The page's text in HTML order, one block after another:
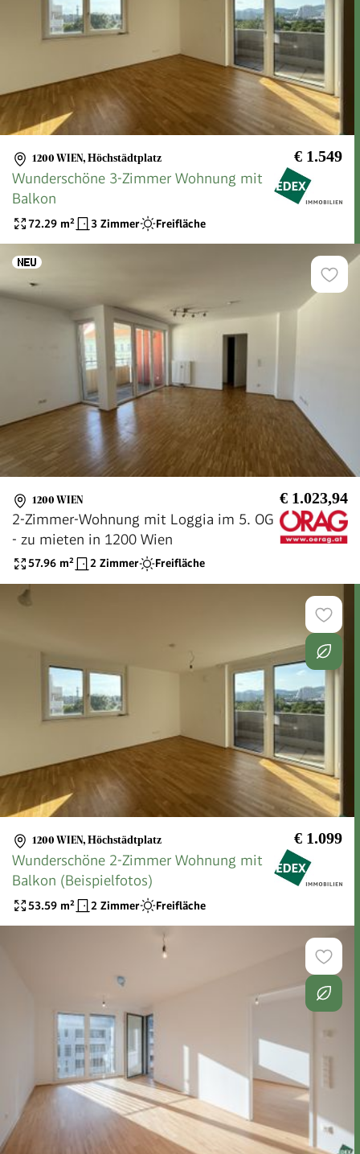
1200 WIEN, Höchstädtplatz € 1.549
Wunderschöne 3-Zimmer Wohnung mit
Balkon
72.29 m² 3 Zimmer Freifläche
1200 WIEN € 1.023,94
2-Zimmer-Wohnung mit Loggia im 5. OG
- zu mieten in 1200 Wien
57.96 m² 2 Zimmer Freifläche
1200 WIEN, Höchstädtplatz € 1.099
Wunderschöne 2-Zimmer Wohnung mit
Balkon (Beispielfotos)
53.59 m² 2 Zimmer Freifläche